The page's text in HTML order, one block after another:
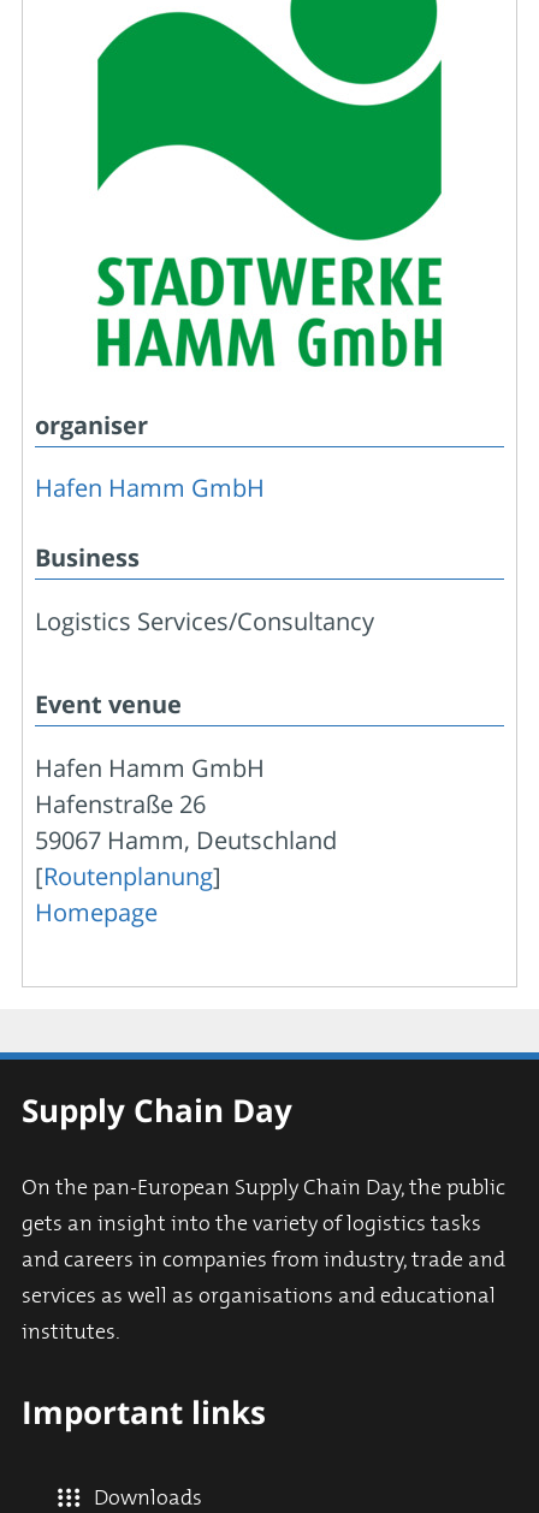
organiser
Hafen Hamm GmbH
Business
Logistics Services/Consultancy
Event venue
Hafen Hamm GmbH
Hafenstraße 26
59067 Hamm, Deutschland
[Routenplanung]
Homepage
Supply Chain Day
On the pan-European Supply Chain Day, the public
gets an insight into the variety of logistics tasks
and careers in companies from industry, trade and
services as well as organisations and educational
institutes.
Important links
Downloads